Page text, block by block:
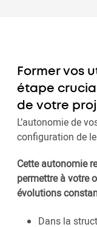
Former vos
étape
de votre
L’autonomie de
configuration de
Cette autonomie
permettre à votre
évolutions
Dans la